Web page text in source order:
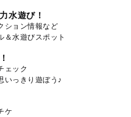
水遊び！
ション情報など
＆水遊びスポット
ェック
いっきり遊ぼう♪
ケ